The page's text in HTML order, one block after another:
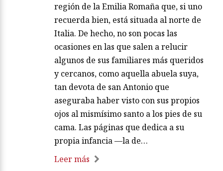
región de la Emilia Romaña que, si uno
recuerda bien, está situada al norte de
Italia. De hecho, no son pocas las
ocasiones en las que salen a relucir
algunos de sus familiares más queridos
y cercanos, como aquella abuela suya,
tan devota de san Antonio que
aseguraba haber visto con sus propios
ojos al mismísimo santo a los pies de su
cama. Las páginas que dedica a su
propia infancia —la de…
Leer más